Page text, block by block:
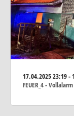
17.04.202523:19 -
FEUER_4 -